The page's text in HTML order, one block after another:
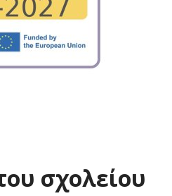
σχολείου